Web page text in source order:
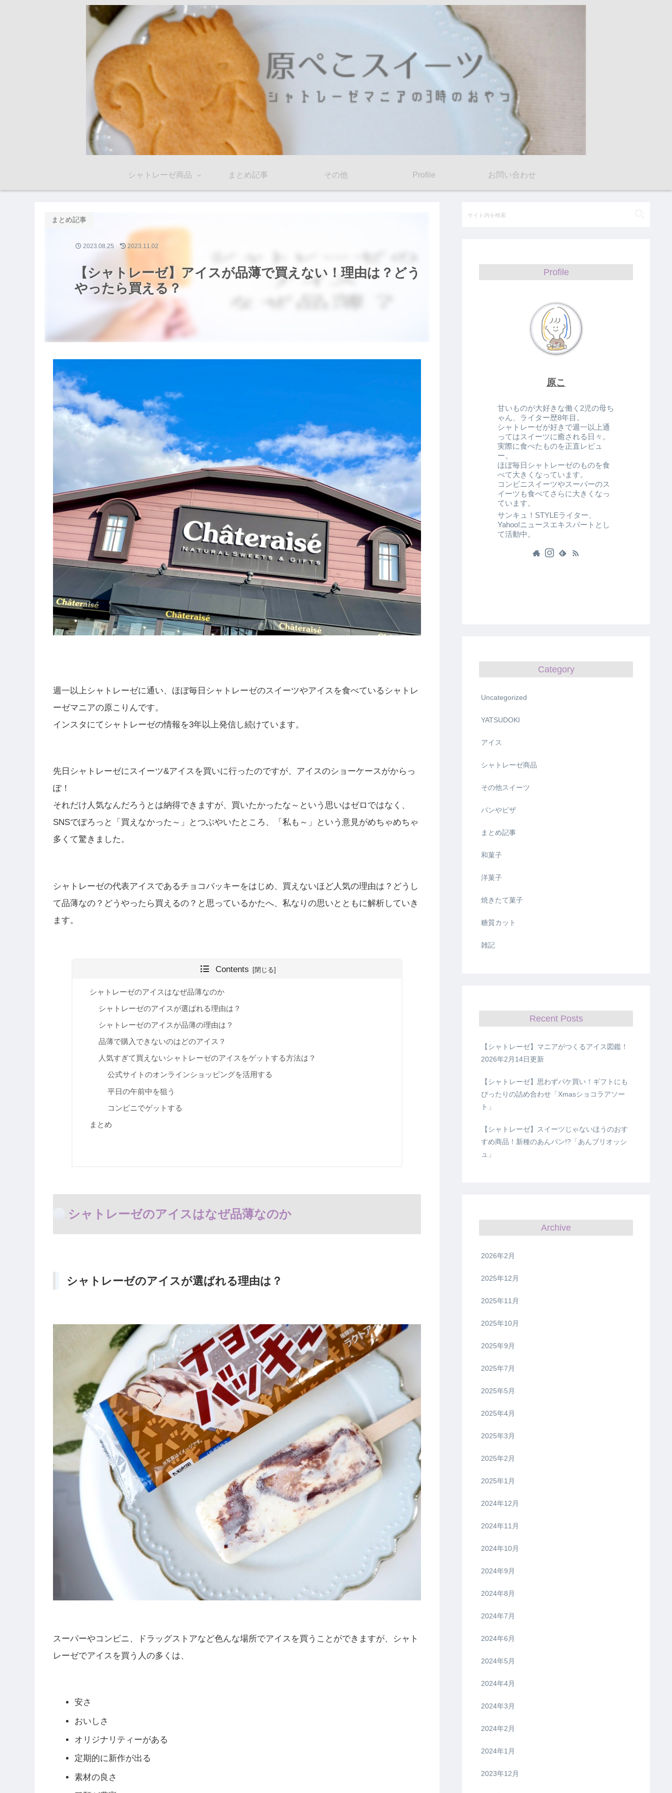
シャトレーゼ商品 まとめ記事 その他 Profile お問い合わせ
【シャトレーゼ】アイスが品薄で買えない！理由は？どう
やったら買える？
まとめ記事
2023.08.25 2023.11.02
週一以上シャトレーゼに通い、ほぼ毎日シャトレーゼのスイーツやアイスを食べているシャトレ
ーゼマニアの原こりんです。
インスタにてシャトレーゼの情報を3年以上発信し続けています。
先日シャトレーゼにスイーツ&アイスを買いに行ったのですが、アイスのショーケースがからっ
ぽ！
それだけ人気なんだろうとは納得できますが、買いたかったな～という思いはゼロではなく、
SNSでぽろっと「買えなかった～」とつぶやいたところ、「私も～」という意見がめちゃめちゃ
多くて驚きました。
シャトレーゼの代表アイスであるチョコバッキーをはじめ、買えないほど人気の理由は？どうし
て品薄なの？どうやったら買えるの？と思っているかたへ、私なりの思いとともに解析していき
ます。
Contents
シャトレーゼのアイスはなぜ品薄なのか
シャトレーゼのアイスが選ばれる理由は？
シャトレーゼのアイスが品薄の理由は？
品薄で購入できないのはどのアイス？
人気すぎて買えないシャトレーゼのアイスをゲットする方法は？
公式サイトのオンラインショッピングを活用する
平日の午前中を狙う
コンビニでゲットする
まとめ
シャトレーゼのアイスはなぜ品薄なのか
シャトレーゼのアイスが選ばれる理由は？
スーパーやコンビニ、ドラッグストアなど色んな場所でアイスを買うことができますが、シャト
レーゼでアイスを買う人の多くは、
安さ
おいしさ
オリジナリティーがある
定期的に新作が出る
素材の良さ
Profile
原こ
甘いものが大好きな働く2児の母ち
ゃん、ライター歴8年目。
シャトレーゼが好きで週一以上通
ってはスイーツに癒される日々。
実際に食べたものを正直レビュ
ー。
ほぼ毎日シャトレーゼのものを食
べて大きくなっています。
コンビニスイーツやスーパーのス
イーツも食べてさらに大きくなっ
ています。
サンキュ！STYLEライター、
Yahoo!ニュースエキスパートとし
て活動中。
Category
Uncategorized
YATSUDOKI
アイス
シャトレーゼ商品
その他スイーツ
パンやピザ
まとめ記事
和菓子
洋菓子
焼きたて菓子
糖質カット
雑記
Recent Posts
【シャトレーゼ】マニアがつくるアイス図鑑！
2026年2月14日更新
【シャトレーゼ】思わずパケ買い！ギフトにも
ぴったりの詰め合わせ「Xmasショコラアソー
ト」
【シャトレーゼ】スイーツじゃないほうのおす
すめ商品！新種のあんパン!?「あんブリオッシ
ュ」
Archive
2026年2月
2025年12月
2025年11月
2025年10月
2025年9月
2025年7月
2025年5月
2025年4月
2025年3月
2025年2月
2025年1月
2024年12月
2024年11月
2024年10月
2024年9月
2024年8月
2024年7月
2024年6月
2024年5月
2024年4月
2024年3月
2024年2月
2024年1月
2023年12月